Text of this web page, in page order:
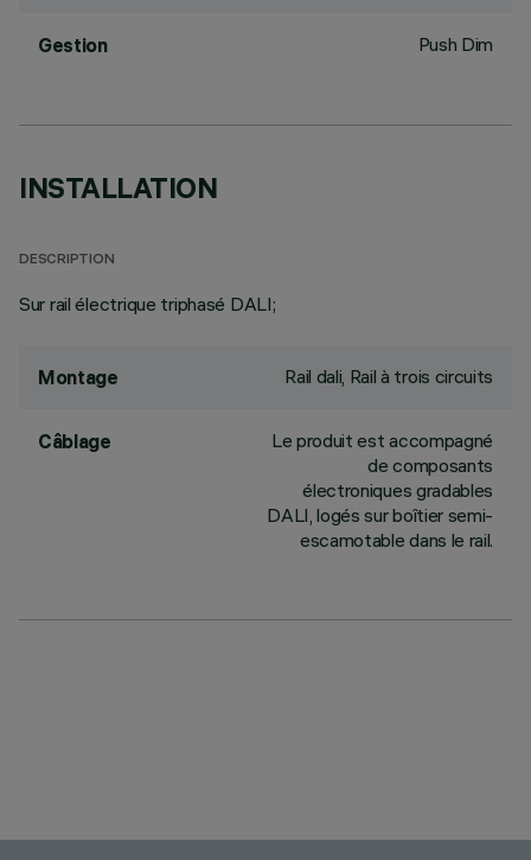
Gestion Push Dim
INSTALLATION
DESCRIPTION
Sur rail électrique triphasé DALI;
Montage Rail dali, Rail à trois circuits
Câblage
Le produit est accompagné
de composants
électroniques gradables
DALI, logés sur boîtier semi-
escamotable dans le rail.